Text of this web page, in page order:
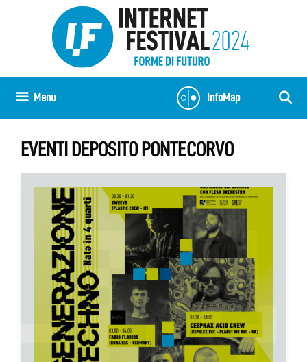
InfoMap
Menu
EVENTI DEPOSITO PONTECORVO